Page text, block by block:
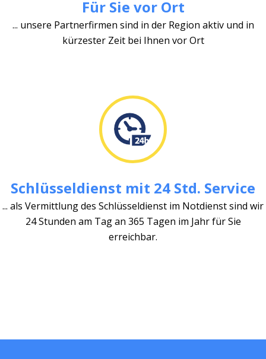
Für Sie vor Ort
... unsere Partnerfirmen sind in der Region aktiv und in
kürzester Zeit bei Ihnen vor Ort
Schlüsseldienst mit 24 Std. Service
... als Vermittlung des Schlüsseldienst im Notdienst sind wir
24 Stunden am Tag an 365 Tagen im Jahr für Sie
erreichbar.